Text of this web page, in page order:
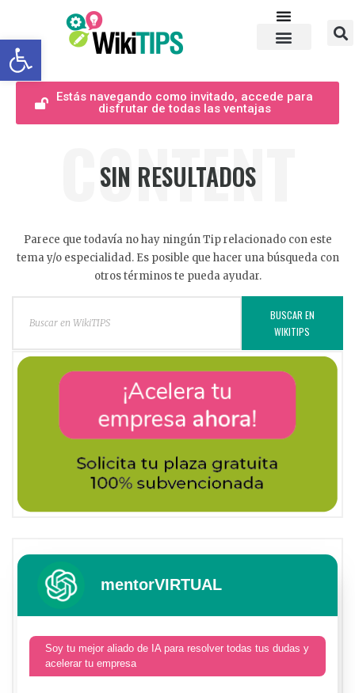
Abrir barra de herramientas
Estás navegando como invitado, accede para
disfrutar de todas las ventajas
CONTENT
SIN RESULTADOS
Parece que todavía no hay ningún Tip relacionado con este
tema y/o especialidad. Es posible que hacer una búsqueda con
otros términos te pueda ayudar.
BUSCAR EN
WIKITIPS
mentorVIRTUAL
Soy tu mejor aliado de IA para resolver todas tus dudas y
acelerar tu empresa